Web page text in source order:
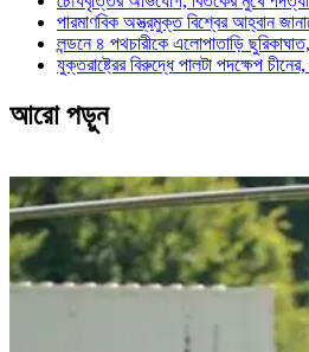
পারমাণবিক অস্ত্রমুক্ত বিশ্বের আহ্বান
লন্ডনে ৪ পথচারীকে এলোপাতাড়ি
যুক্তরাষ্ট্রের বিরুদ্ধে পালটা পদক্ষেপ
আরো পড়ুন